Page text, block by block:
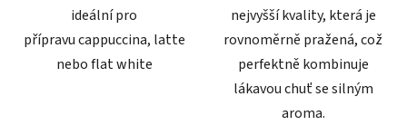
ideální pro
přípravu cappuccina, latte
nebo flat white
nejvyšší kvality, která je
rovnoměrně pražená, což
perfektně kombinuje
lákavou chuť se silným
aroma.